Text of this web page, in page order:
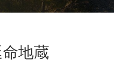
地蔵